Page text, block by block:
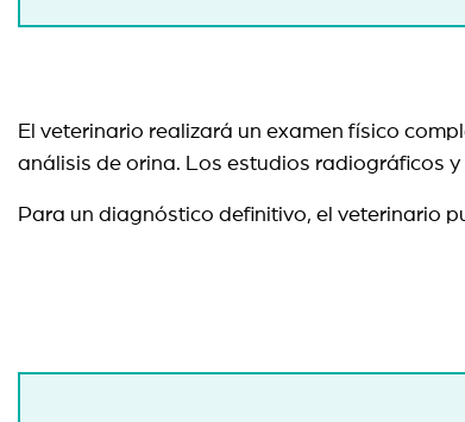
El veterinario realizará un examen físico
análisis de orina. Los estudios radiográficos
Para un diagnóstico definitivo, el veterinario